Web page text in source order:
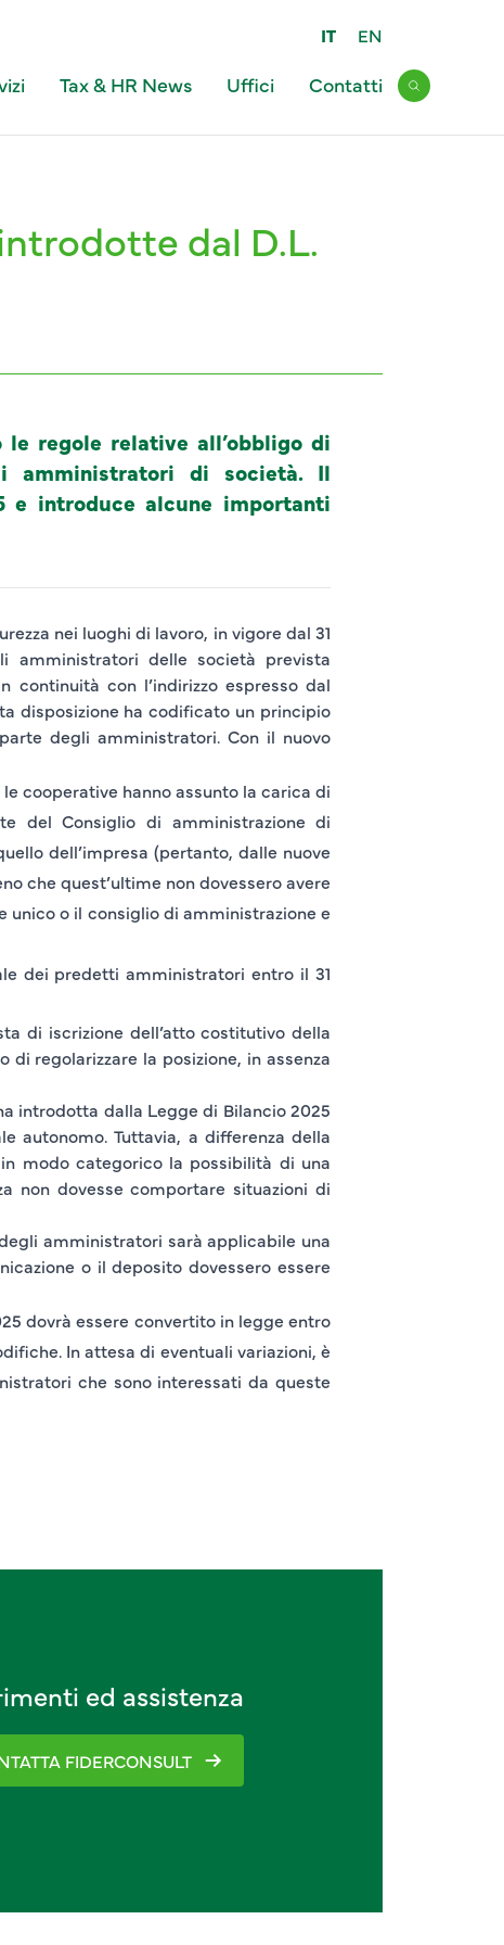
IT EN
Tax & HR News Uffici Contatti Open
dal D.L.
le regole relative all’obbligo di
amministratori di società. Il
e introduce alcune importanti
nei luoghi di lavoro, in vigore dal 31
amministratori delle società prevista
continuità con l’indirizzo espresso dal
disposizione ha codificato un principio
degli amministratori. Con il nuovo
cooperative hanno assunto la carica di
del Consiglio di amministrazione di
dell’impresa (pertanto, dalle nuove
che quest’ultime non dovessero avere
o il consiglio di amministrazione e
dei predetti amministratorientro il 31
di iscrizione dell’atto costitutivo della
regolarizzare la posizione, in assenza
introdotta dalla Legge di Bilancio 2025
autonomo. Tuttavia, a differenza della
modo categorico la possibilità di una
non dovesse comportare situazioni di
amministratori sarà applicabile una
o il deposito dovessero essere
dovrà essere convertito in legge entro
In attesa di eventuali variazioni, è
che sono interessati da queste
ed assistenza
FIDERCONSULT